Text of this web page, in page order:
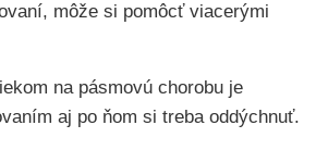
môže si pomôcť viacerými
na pásmovú chorobu je
aj po ňom si treba oddýchnuť.